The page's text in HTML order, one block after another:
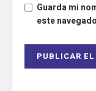
Guarda mi
este